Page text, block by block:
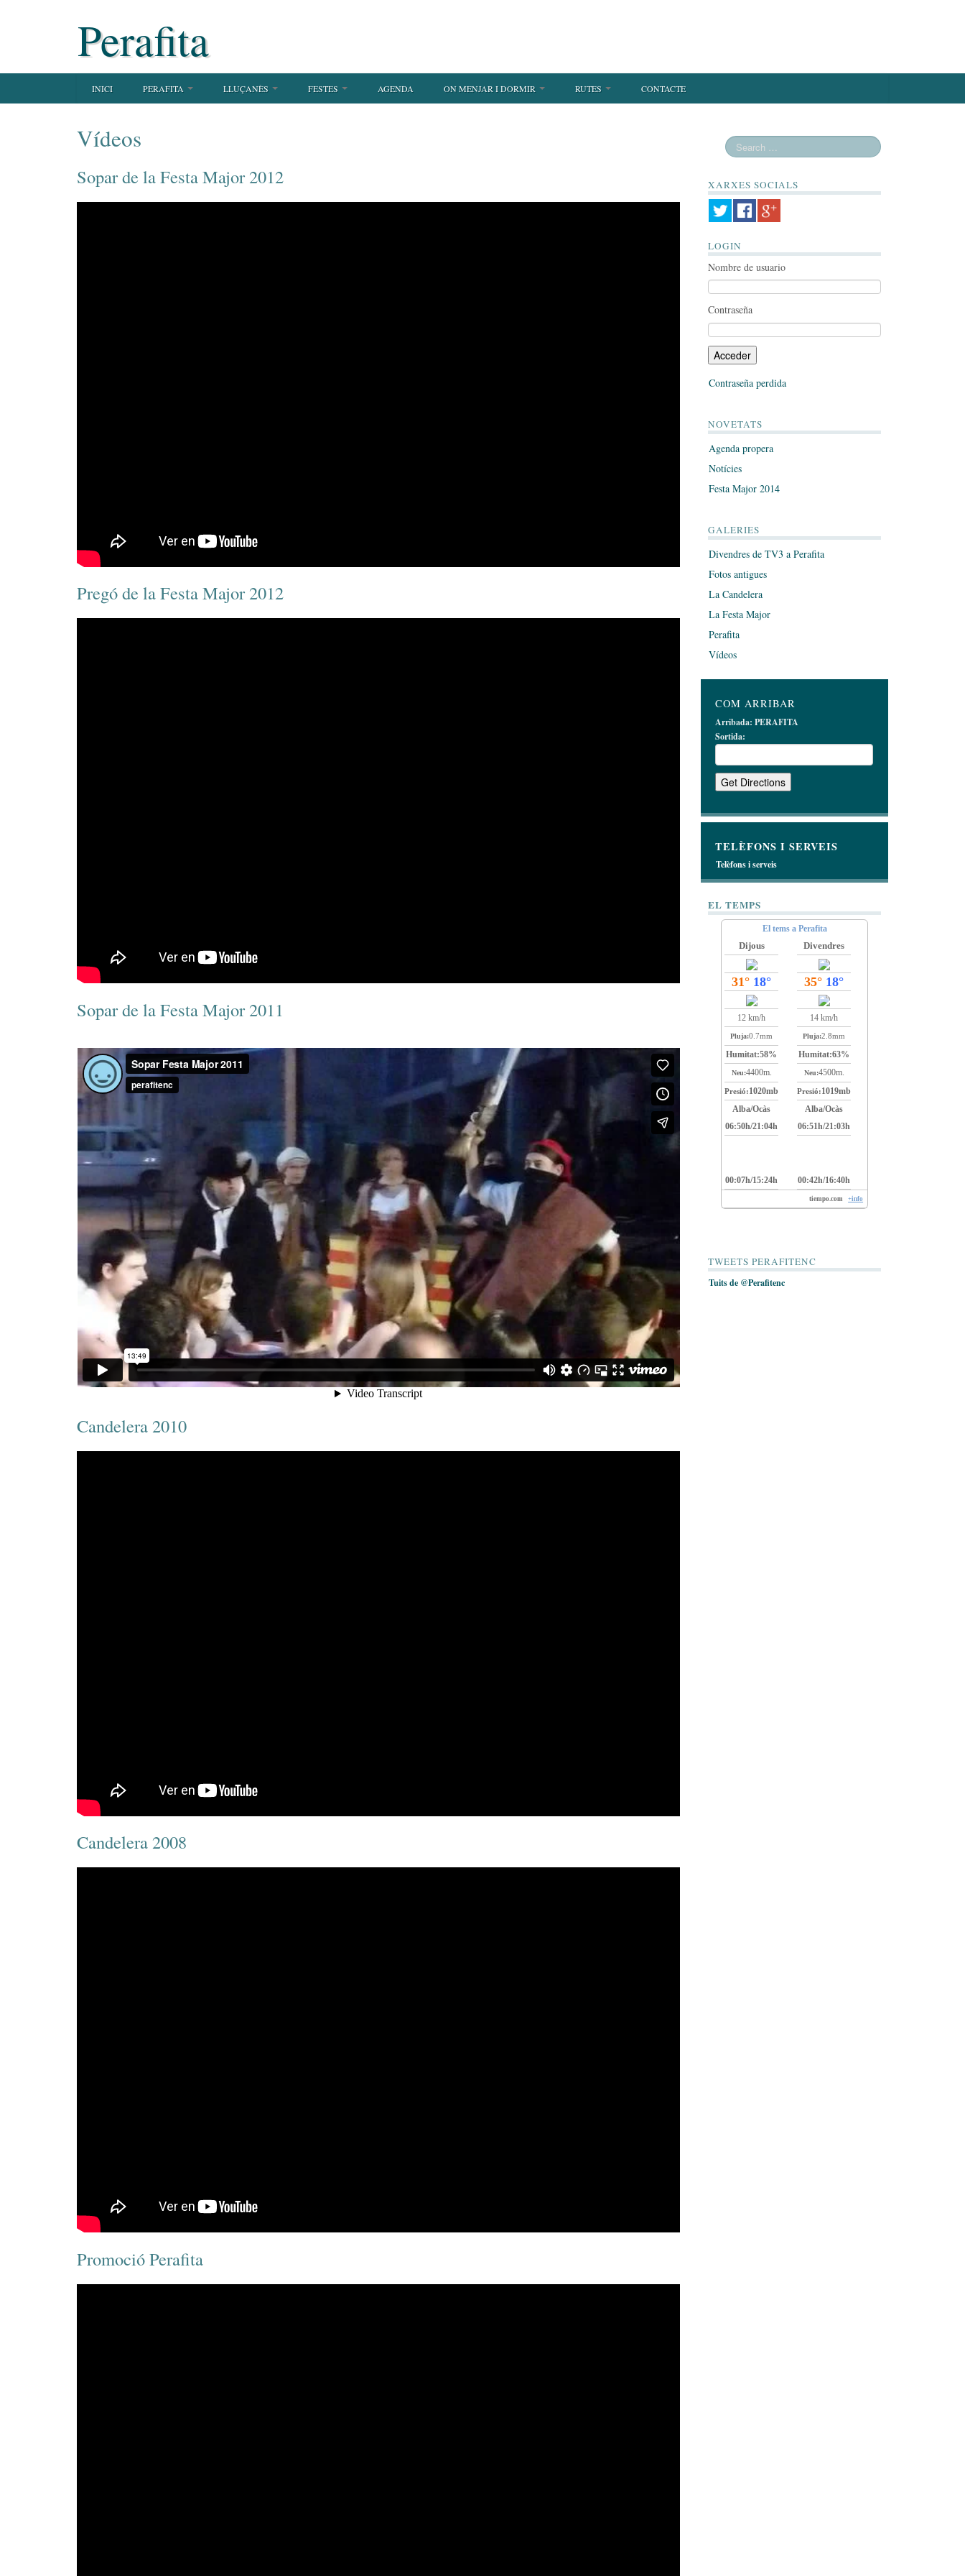
Perafita
INICI PERAFITA LLUÇANÈS FESTES AGENDA ON MENJAR I DORMIR RUTES CONTACTE
Vídeos
Sopar de la Festa Major 2012
Pregó de la Festa Major 2012
Sopar de la Festa Major 2011
Candelera 2010
Candelera 2008
Promoció Perafita
XARXES SOCIALS
LOGIN
Nombre de usuario
Contraseña
Contraseña perdida
NOVETATS
Agenda propera
Notícies
Festa Major 2014
GALERIES
Divendres de TV3 a Perafita
Fotos antigues
La Candelera
La Festa Major
Perafita
Vídeos
COM ARRIBAR
Arribada:PERAFITA
Sortida:
TELÈFONS I SERVEIS
Telèfons i serveis
EL TEMPS
El tems a Perafita
Dijous
31° 18°
12 km/h
Pluja:0.7mm
Humitat:58%
Neu:4400m.
Presió:1020mb
Alba/Ocàs
06:50h/21:04h
00:07h/15:24h
Divendres
35° 18°
14 km/h
Pluja:2.8mm
Humitat:63%
Neu:4500m.
Presió:1019mb
Alba/Ocàs
06:51h/21:03h
00:42h/16:40h
tiempo.com +info
TWEETS PERAFITENC
Tuits de @Perafitenc